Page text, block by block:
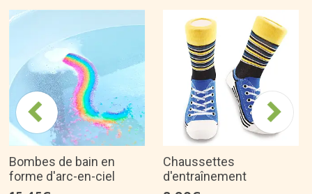
Bombes de bain en
forme d'arc-en-ciel
Chaussettes
d'entraînement